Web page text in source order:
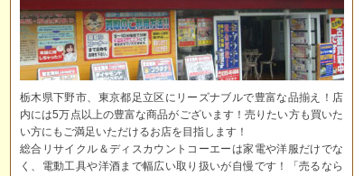
栃木県下野市、東京都足立区にリーズナブルで豊富な品揃え！店
内には5万点以上の豊富な商品がございます！売りたい方も買いた
い方にもご満足いただけるお店を目指します！
総合リサイクル＆ディスカウントコーエーは家電や洋服だけでな
く、電動工具や洋酒まで幅広い取り扱いが自慢です！「売るなら